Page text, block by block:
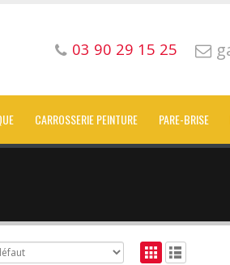
03 90 29 15 25
CARROSSERIE PEINTURE PARE-BRISE